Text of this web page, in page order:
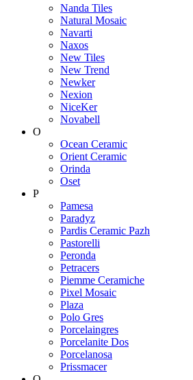
Nanda Tiles
Natural Mosaic
Navarti
Naxos
New Tiles
New Trend
Newker
Nexion
NiceKer
Novabell
O
Ocean Ceramic
Orient Ceramic
Orinda
Oset
P
Pamesa
Paradyz
Pardis Ceramic Pazh
Pastorelli
Peronda
Petracers
Piemme Ceramiche
Pixel Mosaic
Plaza
Polo Gres
Porcelaingres
Porcelanite Dos
Porcelanosa
Prissmacer